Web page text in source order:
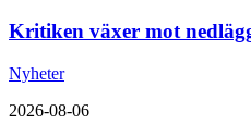
Kritiken växer mot
Nyheter
2026-08-06